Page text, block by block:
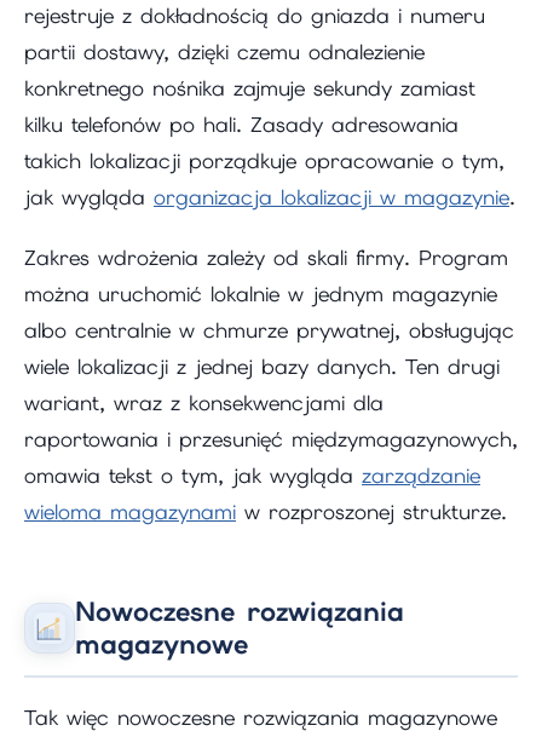
rejestruje z dokładnością do gniazda i numeru
partii dostawy, dzięki czemu odnalezienie
konkretnego nośnika zajmuje sekundy zamiast
kilku telefonów po hali. Zasady adresowania
takich lokalizacji porządkuje opracowanie o tym,
jak wygląda organizacja lokalizacji w magazynie.
Zakres wdrożenia zależy od skali firmy. Program
można uruchomić lokalnie w jednym magazynie
albo centralnie w chmurze prywatnej, obsługując
wiele lokalizacji z jednej bazy danych. Ten drugi
wariant, wraz z konsekwencjami dla
raportowania i przesunięć międzymagazynowych,
omawia tekst o tym, jak wygląda zarządzanie
wieloma magazynami w rozproszonej strukturze.
Nowoczesne rozwiązania
magazynowe
Tak więc nowoczesne rozwiązania magazynowe